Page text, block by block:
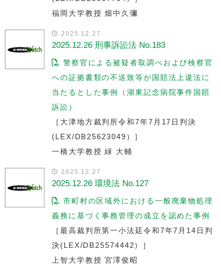
福岡大学教授 畑中久彌
2025.12.27
2025.12.26 刑事訴訟法 No.183
警察官による被疑者取調べおよび検察官
への証拠書類の不送致等が国賠法上違法に
当たるとした事例（湖東記念病院事件国賠
訴訟）
［大津地方裁判所令和7年7月17日判決
(LEX/DB25623049）］
一橋大学教授 緑 大輔
2025.12.27
2025.12.26 環境法 No.127
市町村の区域外における一般廃棄物処理
義務に基づく事務管理の成立を認めた事例
［最高裁判所第一小法廷令和7年7月14日判
決(LEX/DB25574442）］
上智大学教授 宮澤俊昭